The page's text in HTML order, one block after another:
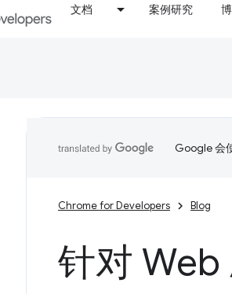
文档 案例研究
Google 会
Chrome for Developers Blog
针对